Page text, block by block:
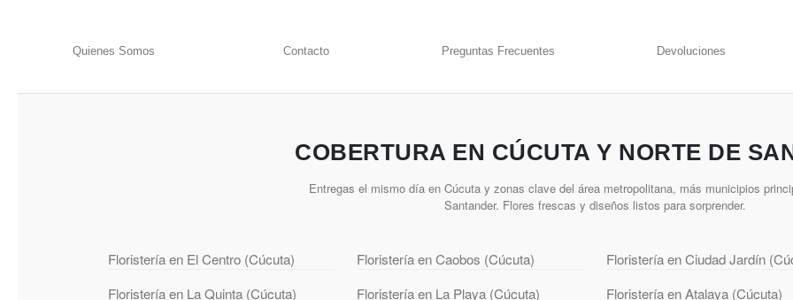
Quienes Somos Contacto Preguntas Frecuentes Devoluciones
COBERTURA EN CÚCUTA Y NORTE DE
Entregas el mismo día en Cúcuta y zonas clave del área metropolitana, más municipios
Santander. Flores frescas y diseños listos para sorprender.
Floristería en El Centro (Cúcuta) Floristería en Caobos (Cúcuta) Floristería en Ciudad Jardín
Floristería en La Quinta (Cúcuta)
Floristería en La Playa (Cúcuta) Floristería en Atalaya (Cúcuta)